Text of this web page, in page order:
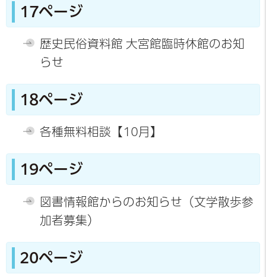
17ページ
歴史民俗資料館 大宮館臨時休館のお知
らせ
18ページ
各種無料相談【10月】
19ページ
図書情報館からのお知らせ（文学散歩参
加者募集）
20ページ